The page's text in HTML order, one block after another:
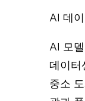
AI 데
AI 모
데이터
중소